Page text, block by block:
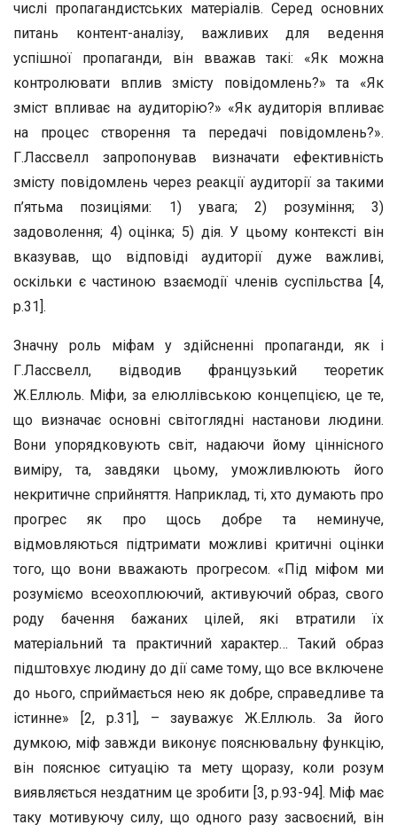
числі пропагандистських матеріалів. Серед основних
питань контент-аналізу, важливих для ведення
успішної пропаганди, він вважав такі: «Як можна
контролювати вплив змісту повідомлень?» та «Як
зміст впливає на аудиторію?» «Як аудиторія впливає
на процес створення та передачі повідомлень?».
Г.Лассвелл запропонував визначати ефективність
змісту повідомлень через реакції аудиторії за такими
п’ятьма позиціями: 1) увага; 2) розуміння; 3)
задоволення; 4) оцінка; 5) дія. У цьому контексті він
вказував, що відповіді аудиторії дуже важливі,
оскільки є частиною взаємодії членів суспільства [4,
р.31].
Значну роль міфам у здійсненні пропаганди, як і
Г.Лассвелл, відводив французький теоретик
Ж.Еллюль. Міфи, за елюллівською концепцією, це те,
що визначає основні світоглядні настанови людини.
Вони упорядковують світ, надаючи йому ціннісного
виміру, та, завдяки цьому, уможливлюють його
некритичне сприйняття. Наприклад, ті, хто думають про
прогрес як про щось добре та неминуче,
відмовляються підтримати можливі критичні оцінки
того, що вони вважають прогресом. «Під міфом ми
розуміємо всеохоплюючий, активуючий образ, свого
роду бачення бажаних цілей, які втратили їх
матеріальний та практичний характер… Такий образ
підштовхує людину до дії саме тому, що все включене
до нього, сприймається нею як добре, справедливе та
істинне» [2, р.31], – зауважує Ж.Еллюль. За його
думкою, міф завжди виконує пояснювальну функцію,
він пояснює ситуацію та мету щоразу, коли розум
виявляється нездатним це зробити [3, р.93-94]. Міф має
таку мотивуючу силу, що одного разу засвоєний, він